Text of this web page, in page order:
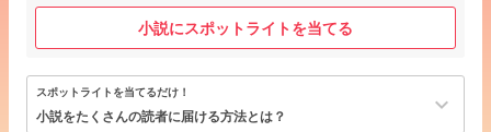
小説にスポットライトを当てる
スポットライトを当てるだけ！
小説をたくさんの読者に届ける方法とは？ keyboard_arrow_down